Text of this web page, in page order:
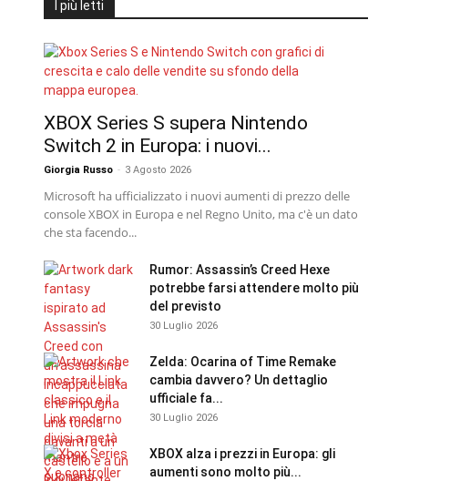
I più letti
XBOX Series S supera Nintendo
Switch 2 in Europa: i nuovi...
Giorgia Russo - 3 Agosto 2026
Microsoft ha ufficializzato i nuovi aumenti di prezzo delle
console XBOX in Europa e nel Regno Unito, ma c'è un dato
che sta facendo...
Rumor: Assassin’s Creed Hexe
potrebbe farsi attendere molto più
del previsto
30 Luglio 2026
Zelda: Ocarina of Time Remake
cambia davvero? Un dettaglio
ufficiale fa...
30 Luglio 2026
XBOX alza i prezzi in Europa: gli
aumenti sono molto più...